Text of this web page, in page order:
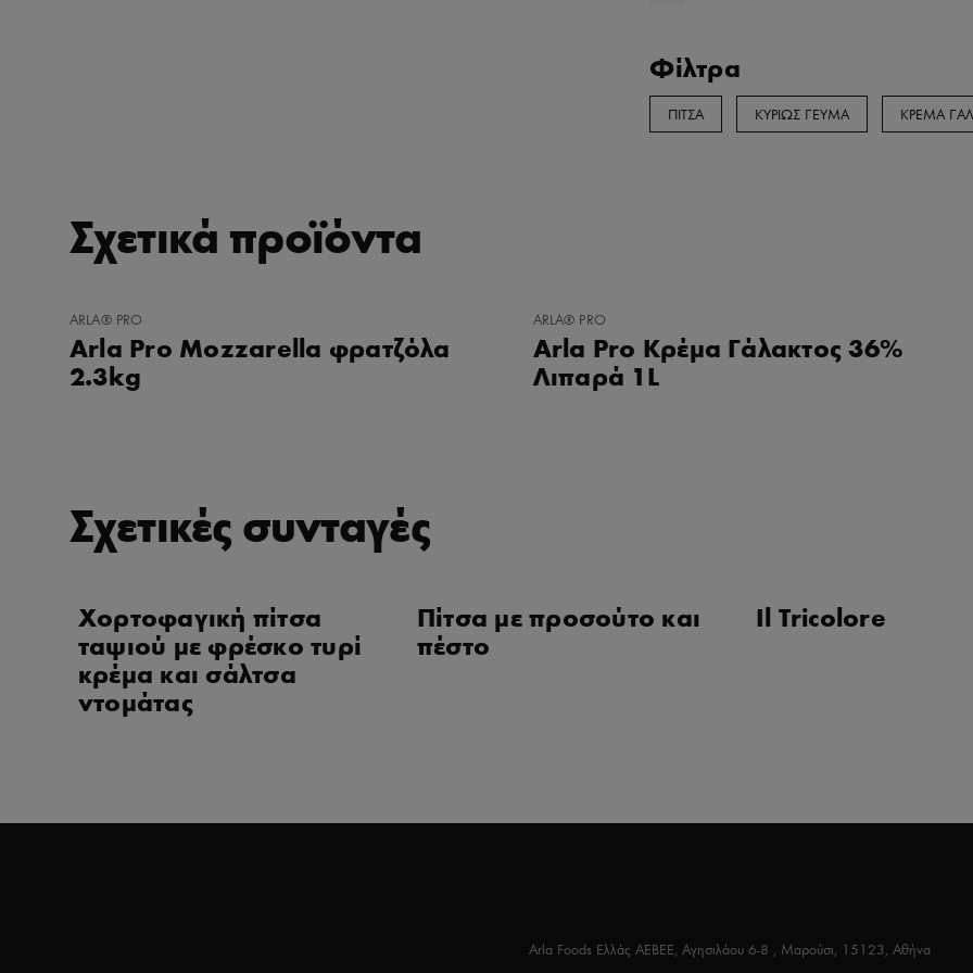
Φίλτρα
ΠΙΤΣΑ ΚΥΡΙΩΣ ΓΕΥΜΑ ΚΡΕΜΑ
Σχετικά προϊόντα
ΠΡΟΣΘΉΚΗ
ΑΓΑΠΗΜΈΝΑ
ARLA® PRO
Arla Pro Mozzarella φρατζόλα
2.3kg
ΠΡΟΣΘΉΚΗ
ΑΓΑΠΗΜΈΝΑ
ARLA® PRO
Arla Pro Κρέμα Γάλακτος 36%
Λιπαρά 1L
Σχετικές συνταγές
Χορτοφαγική πίτσα
ταψιού με φρέσκο τυρί
κρέμα και σάλτσα
ντομάτας
Πίτσα με προσούτο και
πέστο
Il Tricolore
Arla Foods Ελλάς ΑΕΒΕΕ, Αγησιλάου 6-8 , Μαρούσι, 15123, Αθήνα